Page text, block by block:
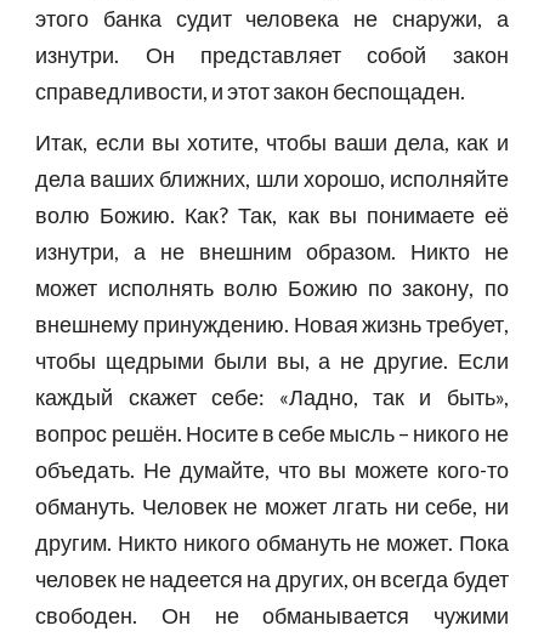
этого банка судит человека не снаружи, а
изнутри. Он представляет собой закон
справедливости, и этот закон беспощаден.
Итак, если вы хотите, чтобы ваши дела, как и
дела ваших ближних, шли хорошо, исполняйте
волю Божию. Как? Так, как вы понимаете её
изнутри, а не внешним образом. Никто не
может исполнять волю Божию по закону, по
внешнему принуждению. Новая жизнь требует,
чтобы щедрыми были вы, а не другие. Если
каждый скажет себе: «Ладно, так и быть»,
вопрос решён. Носите в себе мысль – никого не
объедать. Не думайте, что вы можете кого-то
обмануть. Человек не может лгать ни себе, ни
другим. Никто никого обмануть не может. Пока
человек не надеется на других, он всегда будет
свободен. Он не обманывается чужими